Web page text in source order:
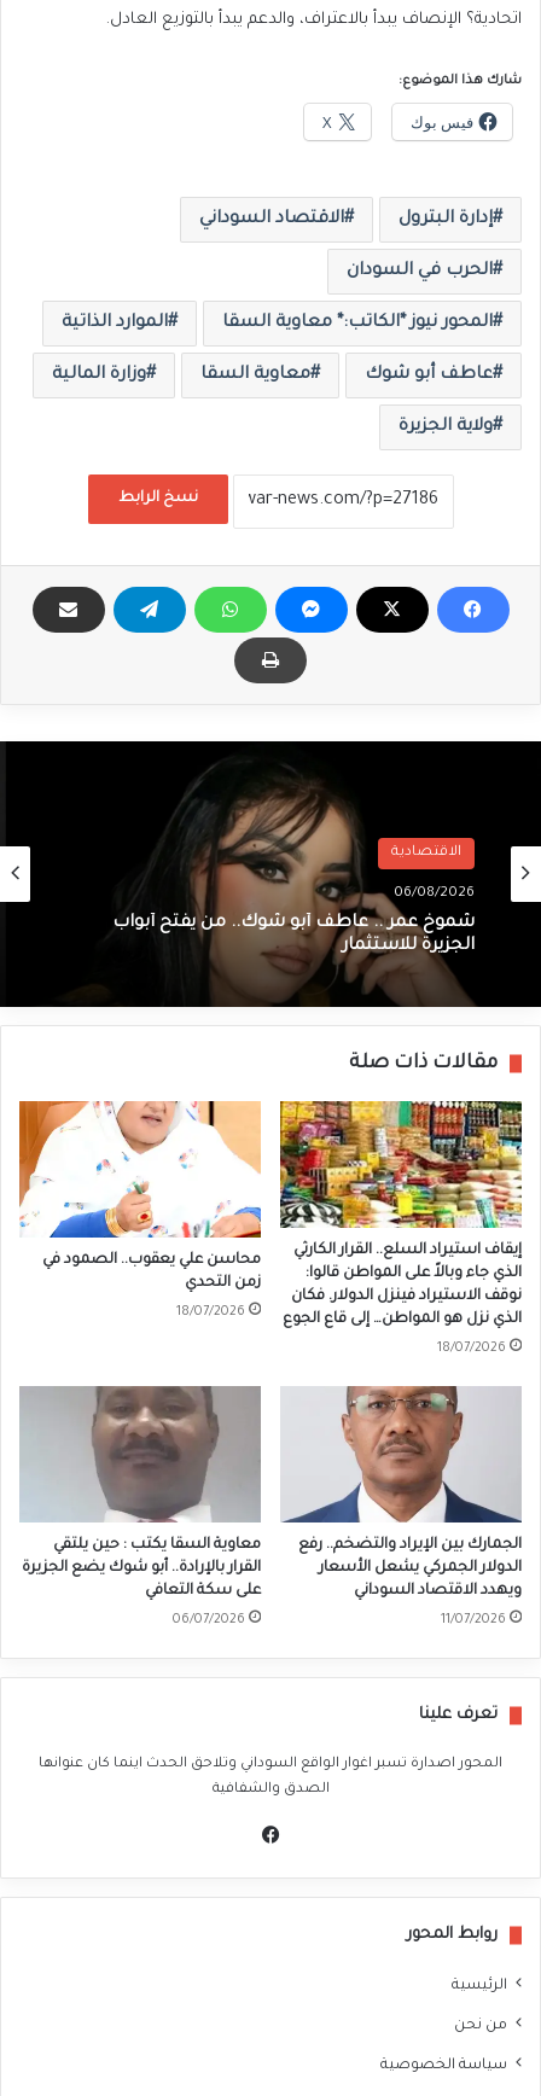
اتحادية؟ الإنصاف يبدأ بالاعتراف، والدعم يبدأ بالتوزيع العادل.
شارك هذا الموضوع:
فيس بوك X
إدارة البترول الاقتصاد السوداني
الحرب في السودان
المحور نيوز *الكاتب:* معاوية السقا الموارد الذاتية
عاطف أبو شوك معاوية السقا وزارة المالية
ولاية الجزيرة
نسخ الرابط
الاقتصادية
06/08/2026
شموخ عمر .. عاطف أبو شوك.. من يفتح أبواب
الجزيرة للاستثمار
مقالات ذات صلة
إيقاف استيراد السلع.. القرار الكارثي
الذي جاء وبالاً على المواطن قالوا:
نوقف الاستيراد فينزل الدولار. فكان
الذي نزل هو المواطن… إلى قاع الجوع
18/07/2026
محاسن علي يعقوب.. الصمود في
زمن التحدي
18/07/2026
الجمارك بين الإيراد والتضخم.. رفع
الدولار الجمركي يشعل الأسعار
ويهدد الاقتصاد السوداني
11/07/2026
معاوية السقا يكتب : حين يلتقي
القرار بالإرادة.. أبو شوك يضع الجزيرة
على سكة التعافي
06/07/2026
تعرف علينا
المحور اصدارة تسبر اغوار الواقع السوداني وتلاحق الحدث اينما كان عنوانها
الصدق والشفافية
روابط المحور
الرئيسية
من نحن
سياسة الخصوصية